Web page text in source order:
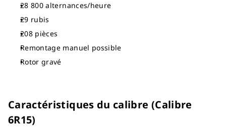
28 800 alternances/heure
29 rubis
208 pièces
Remontage manuel possible
Rotor gravé
Caractéristiques du calibre (Calibre
6R15)